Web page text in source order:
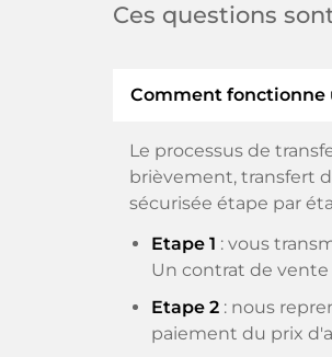
Ces questions
Comment fonctionne
Le processus de
brièvement, transfert
sécurisée étape par
Etape 1 : vous
Un contrat de
Etape 2 : nous
paiement du prix